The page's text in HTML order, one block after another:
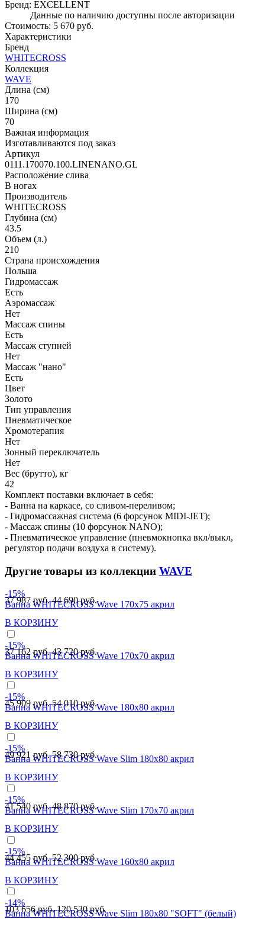
Бренд: EXCELLENT
Данные по наличию доступны после авторизации
Стоимость: 5 670 руб.
Характеристики
Бренд
WHITECROSS
Коллекция
WAVE
Длина (см)
170
Ширина (см)
70
Важная информация
Изготавливаются под заказ
Артикул
0111.170070.100.LINENANO.GL
Расположение слива
В ногах
Производитель
WHITECROSS
Глубина (см)
43.5
Объем (л.)
210
Страна происхождения
Польша
Гидромассаж
Есть
Аэромассаж
Нет
Массаж спины
Есть
Массаж ступней
Нет
Массаж "нано"
Есть
Цвет
Золото
Тип управления
Пневматическое
Хромотерапия
Нет
Зонный переключатель
Нет
Вес (брутто), кг
42
Комплект поставки включает в себя:
- Ванна на каркасе, со сливом-переливом;
- Гидромассажная система (6 форсунок MIDI-JET);
- Массаж спины (10 форсунок NANO);
- Пневматическое управление (пневмокнопка вкл/выкл,
регулятор подачи воздуха в систему).
Другие товары из коллекции WAVE
-15%
Ванна WHITECROSS Wave 170x75 акрил
37 987 руб.44 690 руб.
В КОРЗИНУ
-15%
Ванна WHITECROSS Wave 170x70 акрил
37 162 руб.43 720 руб.
В КОРЗИНУ
-15%
Ванна WHITECROSS Wave 180x80 акрил
45 909 руб.54 010 руб.
В КОРЗИНУ
-15%
Ванна WHITECROSS Wave Slim 180x80 акрил
49 921 руб.58 730 руб.
В КОРЗИНУ
-15%
Ванна WHITECROSS Wave Slim 170x70 акрил
41 540 руб.48 870 руб.
В КОРЗИНУ
-15%
Ванна WHITECROSS Wave 160x80 акрил
44 455 руб.52 300 руб.
В КОРЗИНУ
-14%
Ванна WHITECROSS Wave Slim 180x80 "SOFT" (белый)
103 656 руб.120 530 руб.